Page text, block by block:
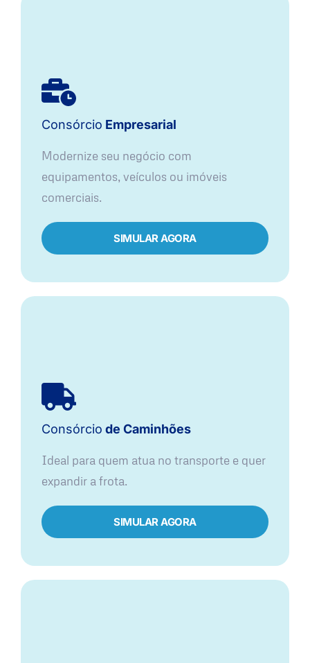
Consórcio Empresarial
Modernize seu negócio com
equipamentos, veículos ou imóveis
comerciais.
SIMULAR AGORA
Consórcio de Caminhões
Ideal para quem atua no transporte e quer
expandir a frota.
SIMULAR AGORA